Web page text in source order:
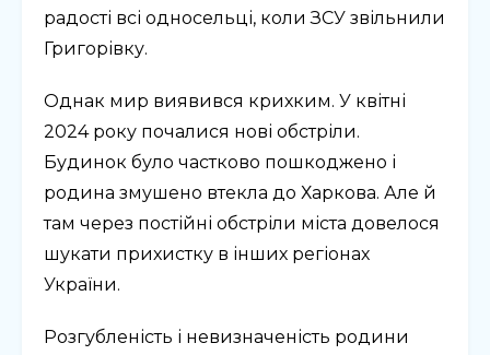
радості всі односельці, коли ЗСУ звільнили
Григорівку.
Однак мир виявився крихким. У квітні
2024 року почалися нові обстріли.
Будинок було частково пошкоджено і
родина змушено втекла до Харкова. Але й
там через постійні обстріли міста довелося
шукати прихистку в інших регіонах
України.
Розгубленість і невизначеність родини